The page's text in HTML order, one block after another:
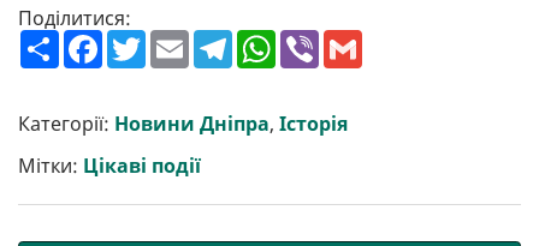
Поділитися:
П
о
р
и
и
F
a
b
o
o
k
T
w
t
e
E
m
l
T
e
g
r
W
h
s
A
V
r
Категорії: Новини Дніпра, Історія
Мітки: Цікаві події